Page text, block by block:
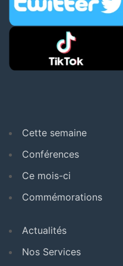
Cette semaine
Conférences
Ce mois-ci
Commémorations
Actualités
Nos Services